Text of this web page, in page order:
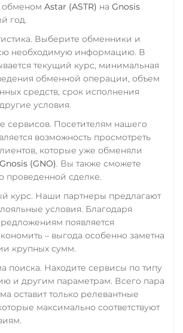
Astar (ASTR) на Gnosis
год.
Выберите обменники и
необходимую информацию. В
текущий курс, минимальная
обменной операции, объем
средств, срок исполнения
условия.
сервисов. Посетителям нашего
возможность просмотреть
которые уже обменяли
Gnosis (GNO). Вы также сможете
проведенной сделке.
курс. Наши партнеры предлагают
условия. Благодаря
появляется
– выгода особенно заметна
крупных сумм.
поиска. Находите сервисы по типу
и другим параметрам. Всего пара
оставит только релевантные
максимально соответствуют